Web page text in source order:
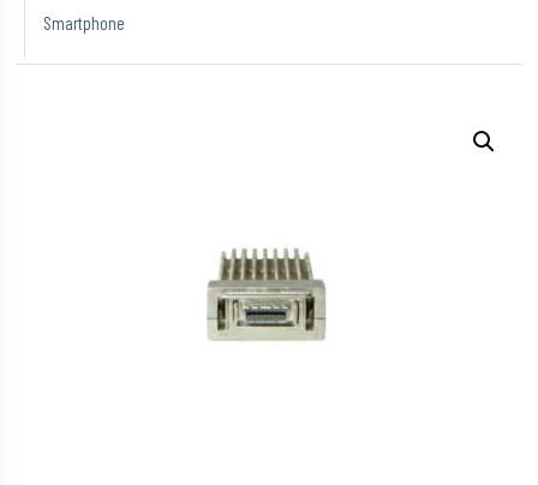
Smartphone